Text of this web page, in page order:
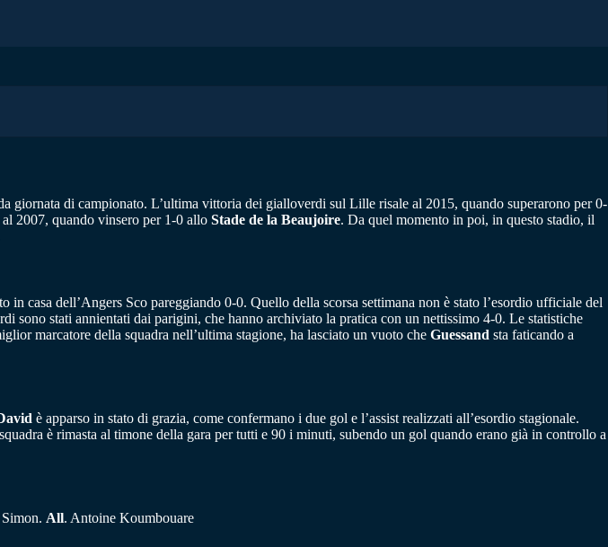
giornata di campionato. L’ultima vittoria dei gialloverdi sul Lille risale al 2015, quando superarono per 0-
2007, quando vinsero per 1-0 allo Stade de la Beaujoire. Da quel momento in poi, in questo stadio, il
in casa dell’Angers Sco pareggiando 0-0. Quello della scorsa settimana non è stato l’esordio ufficiale del
sono stati annientati dai parigini, che hanno archiviato la pratica con un nettissimo 4-0. Le statistiche
marcatore della squadra nell’ultima stagione, ha lasciato un vuoto che Guessand sta faticando a
è apparso in stato di grazia, come confermano i due gol e l’assist realizzati all’esordio stagionale.
è rimasta al timone della gara per tutti e 90 i minuti, subendo un gol quando erano già in controllo a
All. Antoine Koumbouare